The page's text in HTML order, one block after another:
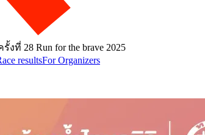
ที่ 28 Run for the brave 2025
resultsFor Organizers